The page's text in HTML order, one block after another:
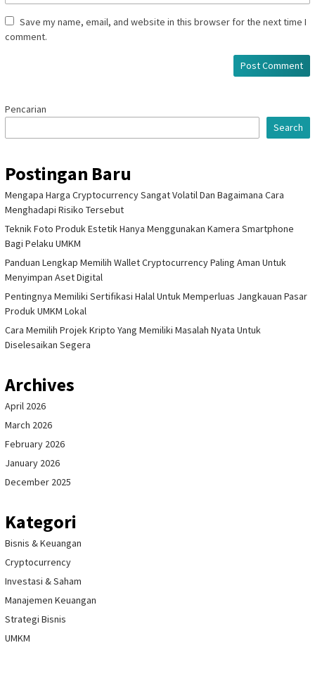
Save my name, email, and website in this browser for the next time I
comment.
Pencarian
Search
Postingan Baru
Mengapa Harga Cryptocurrency Sangat Volatil Dan Bagaimana Cara
Menghadapi Risiko Tersebut
Teknik Foto Produk Estetik Hanya Menggunakan Kamera Smartphone
Bagi Pelaku UMKM
Panduan Lengkap Memilih Wallet Cryptocurrency Paling Aman Untuk
Menyimpan Aset Digital
Pentingnya Memiliki Sertifikasi Halal Untuk Memperluas Jangkauan Pasar
Produk UMKM Lokal
Cara Memilih Projek Kripto Yang Memiliki Masalah Nyata Untuk
Diselesaikan Segera
Archives
April 2026
March 2026
February 2026
January 2026
December 2025
Kategori
Bisnis & Keuangan
Cryptocurrency
Investasi & Saham
Manajemen Keuangan
Strategi Bisnis
UMKM